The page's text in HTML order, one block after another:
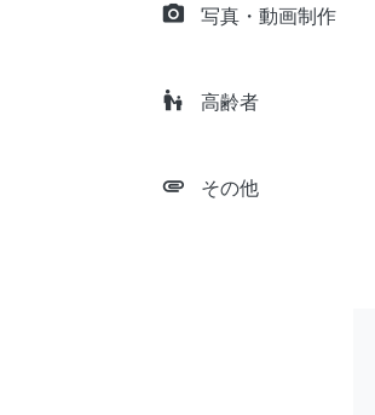
camera_alt 写真・動画制作
escalator_warning 高齢者
attachment その他